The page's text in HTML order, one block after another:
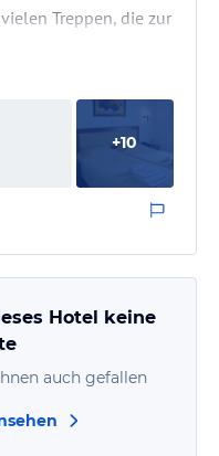
Treppen, die zur
und hat
war der Kategorie
aber auch nicht die
bequem und
Handtücher und
+10
Hotel keine
auch gefallen